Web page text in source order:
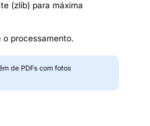
(zlib) para máxima
processamento.
de PDFs com fotos